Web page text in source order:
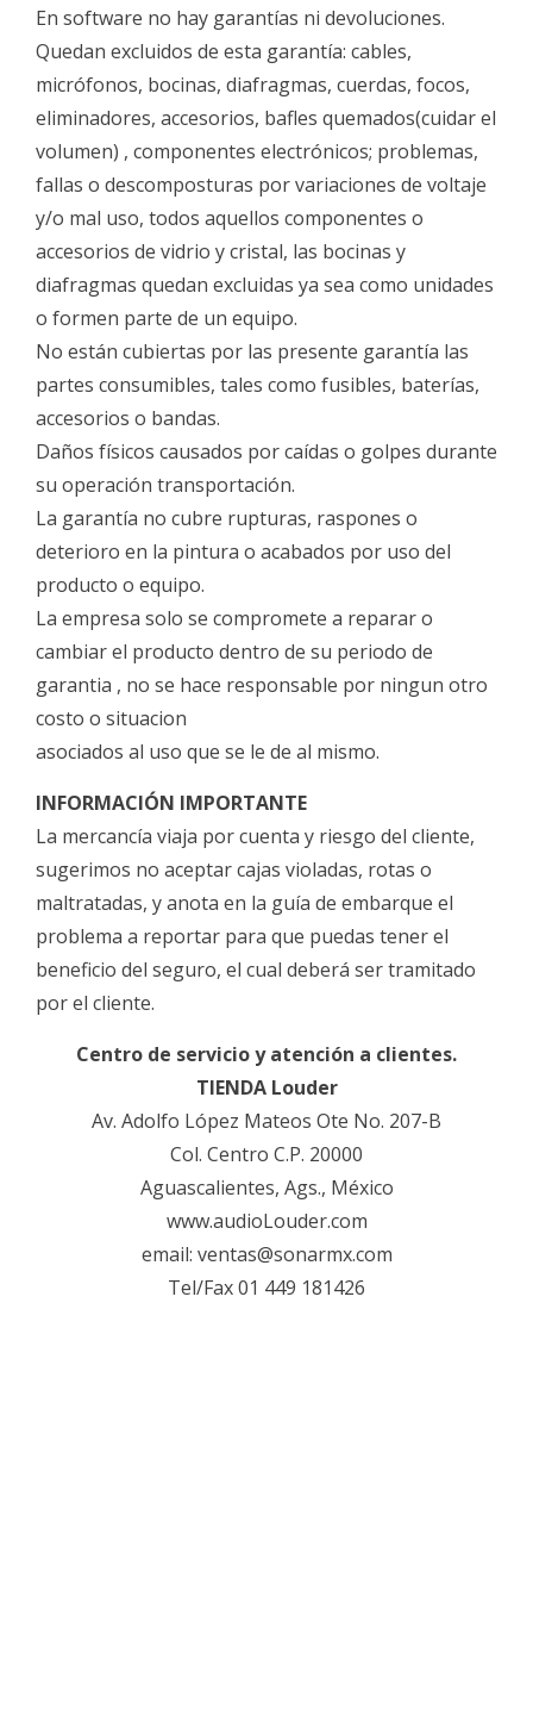
En software no hay garantías ni devoluciones.
Quedan excluidos de esta garantía: cables,
micrófonos, bocinas, diafragmas, cuerdas, focos,
eliminadores, accesorios, bafles quemados(cuidar el
volumen) , componentes electrónicos; problemas,
fallas o descomposturas por variaciones de voltaje
y/o mal uso, todos aquellos componentes o
accesorios de vidrio y cristal, las bocinas y
diafragmas quedan excluidas ya sea como unidades
o formen parte de un equipo.
No están cubiertas por las presente garantía las
partes consumibles, tales como fusibles, baterías,
accesorios o bandas.
Daños físicos causados por caídas o golpes durante
su operación transportación.
La garantía no cubre rupturas, raspones o
deterioro en la pintura o acabados por uso del
producto o equipo.
La empresa solo se compromete a reparar o
cambiar el producto dentro de su periodo de
garantia , no se hace responsable por ningun otro
costo o situacion
asociados al uso que se le de al mismo.
INFORMACIÓN IMPORTANTE
La mercancía viaja por cuenta y riesgo del cliente,
sugerimos no aceptar cajas violadas, rotas o
maltratadas, y anota en la guía de embarque el
problema a reportar para que puedas tener el
beneficio del seguro, el cual deberá ser tramitado
por el cliente.
Centro de servicio y atención a clientes.
TIENDA Louder
Av. Adolfo López Mateos Ote No. 207-B
Col. Centro C.P. 20000
Aguascalientes, Ags., México
www.audioLouder.com
email: ventas@sonarmx.com
Tel/Fax 01 449 181426